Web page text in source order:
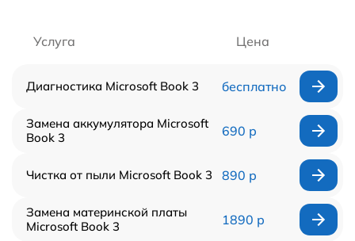
Услуга Цена
Диагностика Microsoft Book 3 бесплатно
Замена аккумулятора Microsoft
Book 3
690 р
Чистка от пыли Microsoft Book 3 890 р
Замена материнской платы
Microsoft Book 3
1890 р